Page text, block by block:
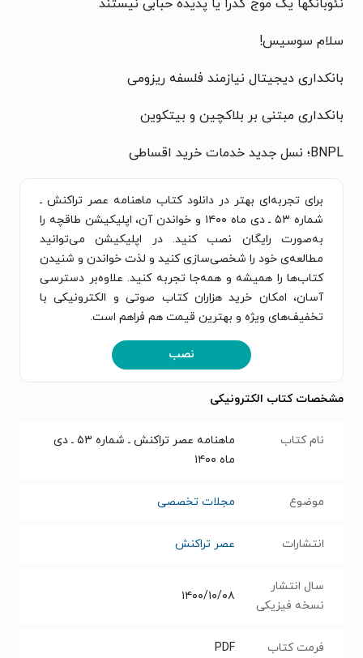
نئوبانکها یک موج گذرا یا پدیده حبابی نیستند
سلام سوسیس!
بانکداری دیجیتال نیازمند فلسفه ریزومی
بانکداری مبتنی بر بلاکچین و بیتکوین
BNPL؛ نسل جدید خدمات خرید اقساطی
برای تجربه‌ای بهتر در دانلود کتاب ماهنامه عصر تراکنش ـ
شماره ۵۳ ـ دی ماه ۱۴۰۰ و خواندن آن، اپلیکیشن طاقچه را
به‌صورت رایگان نصب کنید. در اپلیکیشن می‌توانید
مطالعه‌ی خود را شخصی‌سازی کنید و لذت خواندن و شنیدن
کتاب‌ها را همیشه و همه‌جا تجربه کنید. علاوه‌بر دسترسی
آسان، امکان خرید هزاران کتاب صوتی و الکترونیکی با
تخفیف‌های ویژه و بهترین قیمت هم فراهم است.
نصب
مشخصات کتاب الکترونیکی
نام کتاب
ماهنامه عصر تراکنش ـ شماره ۵۳ ـ دی
ماه ۱۴۰۰
موضوع مجلات تخصصی
انتشارات عصر تراکنش
سال انتشار
نسخه فیزیکی
۱۴۰۰/۱۰/۰۸
فرمت کتاب PDF